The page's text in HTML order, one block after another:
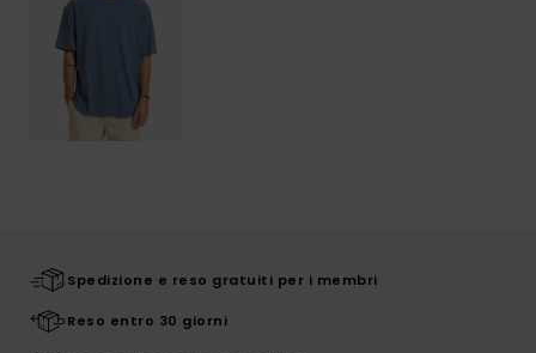
Spedizione e reso gratuiti per i membri
Reso entro 30 giorni